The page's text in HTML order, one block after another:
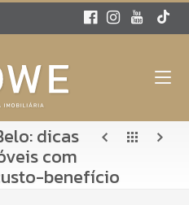
dicas
com
benefício